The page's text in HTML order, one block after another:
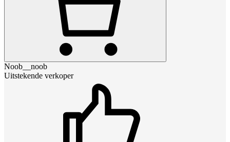
Noob__noob
Uitstekende verkoper